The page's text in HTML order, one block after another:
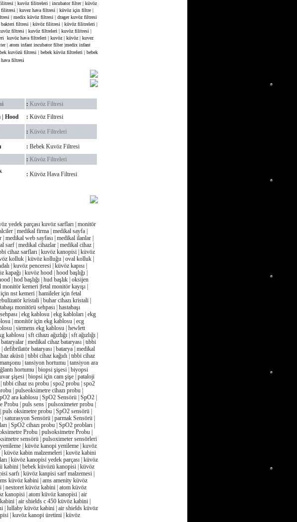
| kuvöz filitreleri | incubator filter| küvöz
| kuvez hava filtresi | küvöz için filtre |
| medix küvöz filtresi | drager kuvöz filtresi
filtresi | küvöz filitresi | küvöz filitreleri |
filtresi | kuvöz filtreleri | kuvöz filitresi |
kuvöz hava filtreleri | kuvöz | küvöz | kuvez
| atom infant incubator filter |medix infant
kuvözü filtresi | bebek küvöz filtreleri | bebek
filtresi
: Kuvöz Filtresi
| Hood : Küvöz Filtresi
: Küvöz Filtreleri
: Bebek Kuvöz Filtresi
: Küvöz Filtreleri
: Küvöz Hava Filtresi
yedek parçası kuvöz sarfları | monitör
| medikal firma | medikal sayfa |
web sayfası | medikal ilanlar |
sarf | medikal cihazlar | medikal cihaz |
cihaz sarfları | kuvöz kanopisi | küvöz
kolluk | küvöz kolluğu | oval kolluk |
| kuvöz penceresi | küvöz kapısı |
| kuvöz hood | hood başlığı |
| hod başlığı | hud başlık | oksijen
kemeri |fetal monitör kayışı |
nst kemeri | hamileler için fetal
kristali | buhar cihazı kristali |
monitörü sehpası | hastabaşı
| ekg kablosu | ekg kabloları | ekg
| monitör için ekg kablosu | ecg
| siemens ekg kablosu | hewlett
| sft cihazı ağızlığı | sft ağızlığı |
| medikal cihaz bataryası | tıbbi
| defibrilatör bataryası | batarya | medikal
aküsü | tıbbi cihaz kağıdı | tıbbi cihaz
| tansiyon hortumu | tansiyon ara
hortumu | biopsi şişesi | biyopsi
şişesi | biopsi için cam şişe | pataloji
tıbbi cihaz ısı probu | spo2 probu | spo2
| pulseoksimetre cihazı probu |
ara kablosu | SpO2 Sensörü | SpO2 |
| puls sens | pulsoximeter probu |
oksimetre probu | SpO2 sensörü |
Sensörü | parmak Sensörü |
| SpO2 cihazı probu | SpO2 probları |
Probu | pulsoksimetre Probu |
sensörü | pulsoximeter sensörleri
| küvöz kanopi yenileme | kuvöz
küvöz kabin malzemeleri | kuvöz kabini
| küvöz kanopisi yedek parçası | küvöz
kabini | bebek küvözü kanopisi | küvöz
sarfı | küvöz kanpisi sarf malzemesi |
küvöz kabini | ams amenity küvöz
nestoret küvöz kabini | atom küvöz
kanopisi | atom küvöz kanopisi | air
| air shields c 450 küvöz kabini |
| lullaby küvöz kabini | air shields küvöz
| kuvöz kanopi üretimi | küvöz